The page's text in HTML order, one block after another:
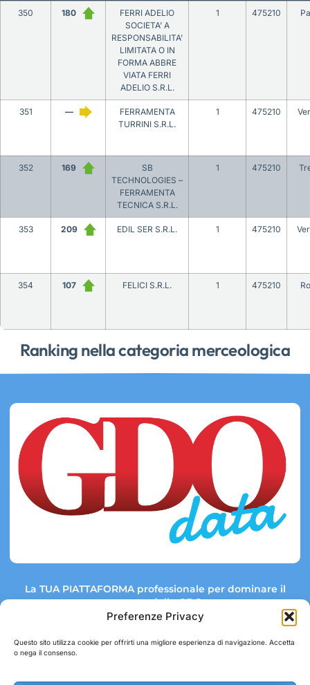
Preferenze Privacy
Questo sito utilizza cookie per offrirti una migliore esperienza di navigazione. Accetta
o nega il consenso.
Ranking nella categoria merceologica
350 180
FERRI ADELIO
SOCIETA’ A
RESPONSABILITA’
LIMITATA O IN
FORMA ABBRE
VIATA FERRI
ADELIO S.R.L.
1 475210
351 —
FERRAMENTA
TURRINI S.R.L.
1 475210
352 169
SB
TECHNOLOGIES –
FERRAMENTA
TECNICA S.R.L.
1 475210
353 209 EDIL SER S.R.L. 1 475210
354 107 FELICI S.R.L. 1 475210
La TUA PIATTAFORMA professionale per dominare il
mercato della GDO.
Link rapidi: